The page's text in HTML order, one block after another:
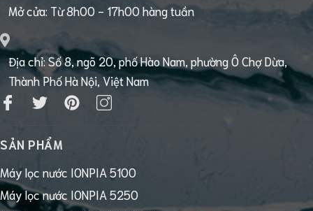
Mở cửa: Từ 8h00 - 17h00 hàng tuần
Địa chỉ: Số 8, ngõ 20, phố Hào Nam, phường Ô Chợ Dừa,
Thành Phố Hà Nội, Việt Nam
SẢN PHẨM
Máy lọc nước IONPIA 5100
Máy lọc nước IONPIA 5250